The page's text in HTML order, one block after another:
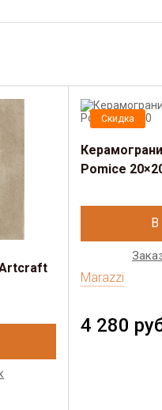
Скидка
Pomice
В
Marazzi
4 280